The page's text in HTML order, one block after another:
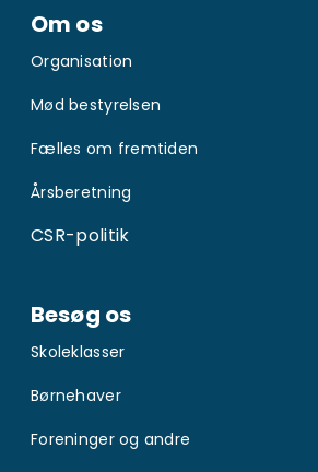
Om os
Organisation
Mød bestyrelsen
Fælles om fremtiden
Årsberetning
CSR-politik
Besøg os
Skoleklasser
Børnehaver
Foreninger og andre